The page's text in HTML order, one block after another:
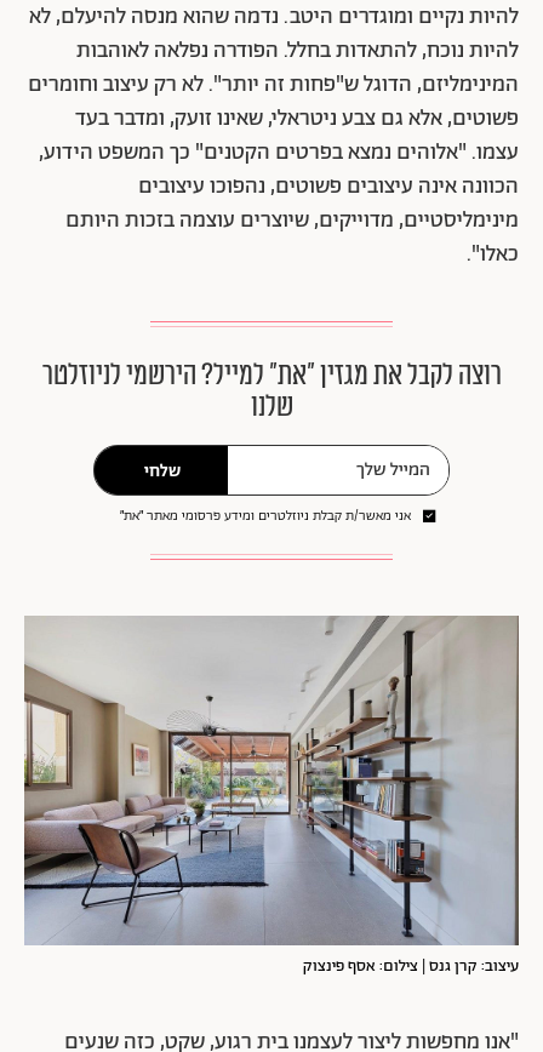
להיות נקיים ומוגדרים היטב. נדמה שהוא מנסה להיעלם, לא
להיות נוכח, להתאדות בחלל. הפודרה נפלאה לאוהבות
המינימליזם, הדוגל ש"פחות זה יותר". לא רק עיצוב וחומרים
פשוטים, אלא גם צבע ניטראלי, שאינו זועק, ומדבר בעד
עצמו. "אלוהים נמצא בפרטים הקטנים" כך המשפט הידוע,
הכוונה אינה עיצובים פשוטים, נהפוכו עיצובים
מינימליסטיים, מדוייקים, שיוצרים עוצמה בזכות היותם
כאלו".
רוצה לקבל את מגזין ״את״ למייל? הירשמי לניוזלטר
שלנו
שלחי
אני מאשר/ת קבלת ניוזלטרים ומידע פרסומי מאתר ״את״
עיצוב: קרן גנס | צילום: אסף פינצוק
"אנו מחפשות ליצור לעצמנו בית רגוע, שקט, כזה שנעים